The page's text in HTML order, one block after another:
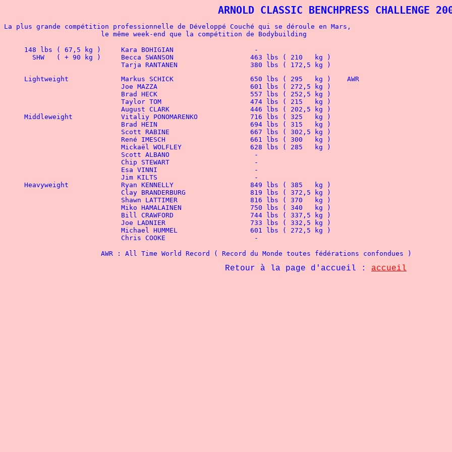
ARNOLD CLASSIC BENCHPRESS CHALLENGE
La plus grande compétition professionnelle de Développé Couché qui se déroule en Mars,
			le même week-end que la compétition de Bodybuilding
148 lbs ( 67,5 kg )	Kara BOHIGIAN			 -
Lightweight		Markus SCHICK			650 lbs ( 295   kg )	AWR
			Brad HECK			557 lbs ( 252,5 kg )
			Taylor TOM			474 lbs ( 215   kg )
			August CLARK			446 lbs ( 202,5 kg )
Middleweight		Vitaliy PONOMARENKO		716 lbs ( 325   kg )
			Brad HEIN			694 lbs ( 315   kg )
			Scott RABINE			667 lbs ( 302,5 kg )
			René IMESCH			661 lbs ( 300   kg )
			Mickaël WOLFLEY			628 lbs ( 285   kg )
			Scott ALBANO			 -
			Chip STEWART			 -
			Esa VINNI			 -
			Jim KILTS			 -
			Clay BRANDERBURG		819 lbs ( 372,5 kg )
			Shawn LATTIMER			816 lbs ( 370   kg )
Michael HUMMEL			601 lbs ( 272,5 kg )
Chris COOKE			 -
			AWR : All Time World Record ( Record du Monde toutes fédérations confondues )
Retour à la page d'accueil : accueil